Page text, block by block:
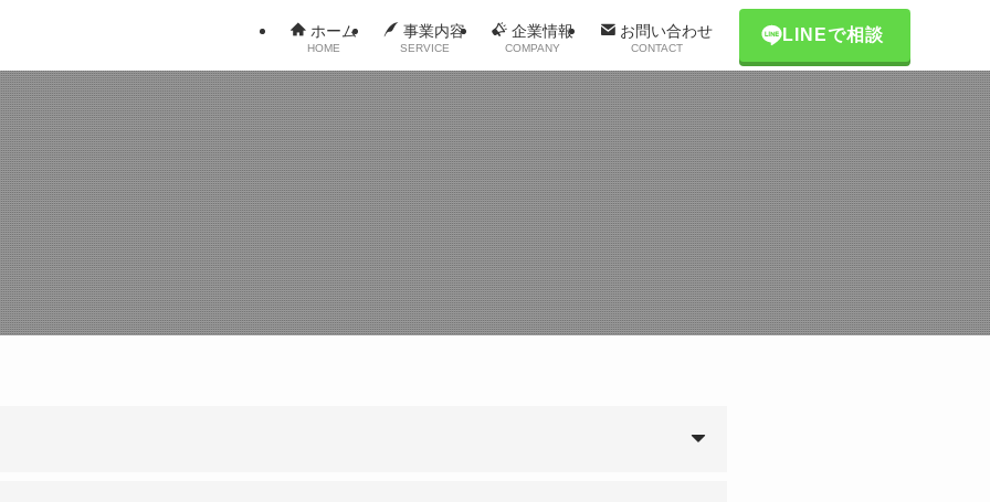
ホーム
HOME
事業内容
SERVICE
企業情報
COMPANY
お問い合わせ
CONTACT
LINEで相談